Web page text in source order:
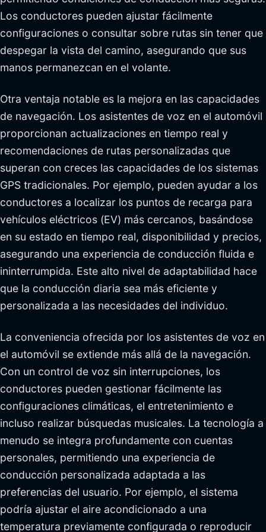
Los conductores pueden ajustar fácilmente
configuraciones o consultar sobre rutas sin tener que
despegar la vista del camino, asegurando que sus
manos permanezcan en el volante.
Otra ventaja notable es la mejora en las capacidades
de navegación. Los asistentes de voz en el automóvil
proporcionan actualizaciones en tiempo real y
recomendaciones de rutas personalizadas que
superan con creces las capacidades de los sistemas
GPS tradicionales. Por ejemplo, pueden ayudar a los
conductores a localizar los puntos de recarga para
vehículos eléctricos (EV) más cercanos, basándose
en su estado en tiempo real, disponibilidad y precios,
asegurando una experiencia de conducción fluida e
ininterrumpida. Este alto nivel de adaptabilidad hace
que la conducción diaria sea más eficiente y
personalizada a las necesidades del individuo.
La conveniencia ofrecida por los asistentes de voz en
el automóvil se extiende más allá de la navegación.
Con un control de voz sin interrupciones, los
conductores pueden gestionar fácilmente las
configuraciones climáticas, el entretenimiento e
incluso realizar búsquedas musicales. La tecnología a
menudo se integra profundamente con cuentas
personales, permitiendo una experiencia de
conducción personalizada adaptada a las
preferencias del usuario. Por ejemplo, el sistema
podría ajustar el aire acondicionado a una
temperatura previamente configurada o reproducir